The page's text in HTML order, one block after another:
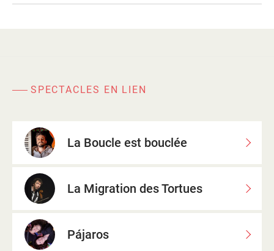
SPECTACLES EN LIEN
La Boucle est bouclée
La Migration des Tortues
Pájaros